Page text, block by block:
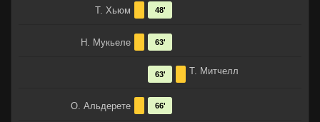
Т. Хьюм 48'
Н. Мукьеле 63'
Т. Митчелл
63'
О. Альдерете 66'